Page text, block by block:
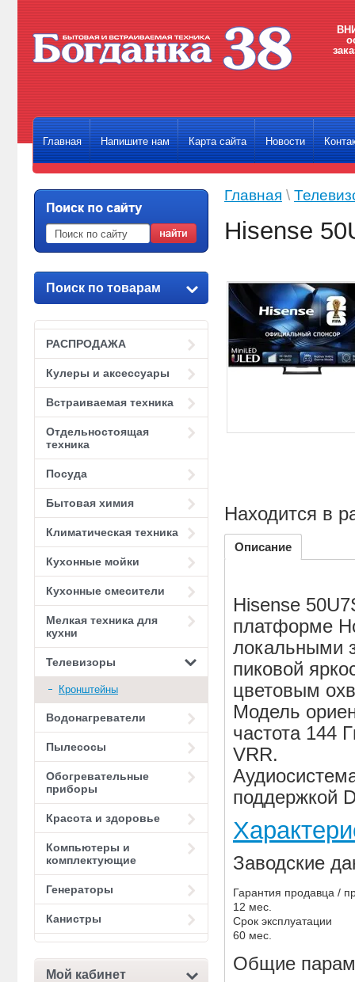
Главная Напишите нам Карта сайта Новости
Поиск по товарам
РАСПРОДАЖА
Кулеры и аксессуары
Встраиваемая техника
Отдельностоящая
техника
Посуда
Бытовая химия
Климатическая техника
Кухонные мойки
Кухонные смесители
Мелкая техника для
кухни
Телевизоры
Кронштейны
Водонагреватели
Пылесосы
Обогревательные
приборы
Красота и здоровье
Компьютеры и
комплектующие
Генераторы
Канистры
Мой кабинет
Главная \
Hisense
Находится в
Описание
Hisense
платформе
локальными
пиковой
цветовым
Модель
частота 144
VRR.
поддержкой
Заводские
Гарантия продавца /
12 мес.
Срок эксплуатации
60 мес.
Общие